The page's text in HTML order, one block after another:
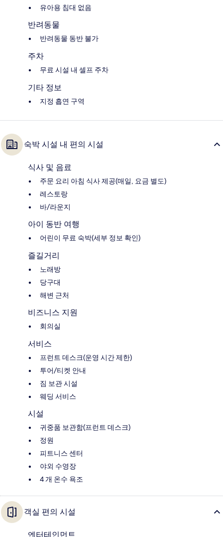
유아용 침대 없음
반려동물
반려동물 동반 불가
주차
무료 시설 내 셀프 주차
기타 정보
지정 흡연 구역
숙박 시설 내 편의 시설
식사 및 음료
주문 요리 아침 식사 제공(매일, 요금 별도)
레스토랑
바/라운지
아이 동반 여행
어린이 무료 숙박(세부 정보 확인)
즐길거리
노래방
당구대
해변 근처
비즈니스 지원
회의실
서비스
프런트 데스크(운영 시간 제한)
투어/티켓 안내
짐 보관 시설
웨딩 서비스
시설
귀중품 보관함(프런트 데스크)
정원
피트니스 센터
야외 수영장
4 개 온수 욕조
객실 편의 시설
엔터테인먼트